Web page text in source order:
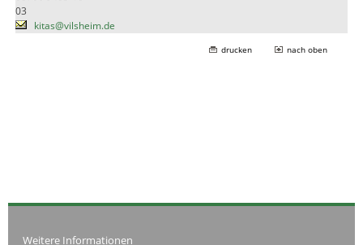
03
kitas@vilsheim.de
drucken nach oben
Weitere Informationen